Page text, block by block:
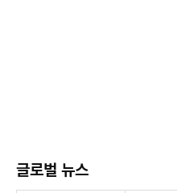
글로벌 뉴스